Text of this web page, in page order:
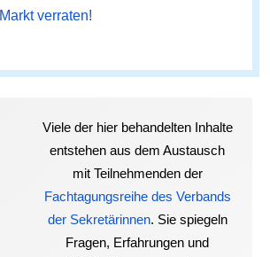
verraten!
Viele der hier behandelten Inhalte
entstehen aus dem Austausch
mit Teilnehmenden der
Fachtagungsreihe des Verbands
der Sekretärinnen. Sie spiegeln
Fragen, Erfahrungen und